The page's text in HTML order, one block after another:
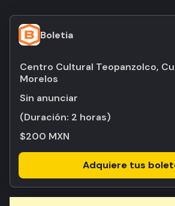
Boletia
Centro Cultural Teopanzolco,
Morelos
Sin anunciar
(Duración: 2 horas)
$200 MXN
Adquiere tus